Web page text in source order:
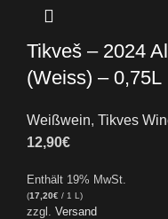
Tikveš – 2024
(Weiss) – 0,75L
Weißwein, Tikves
12,90€
Enthält 19% MwSt.
(17,20€ / 1 L)
zzgl. Versand